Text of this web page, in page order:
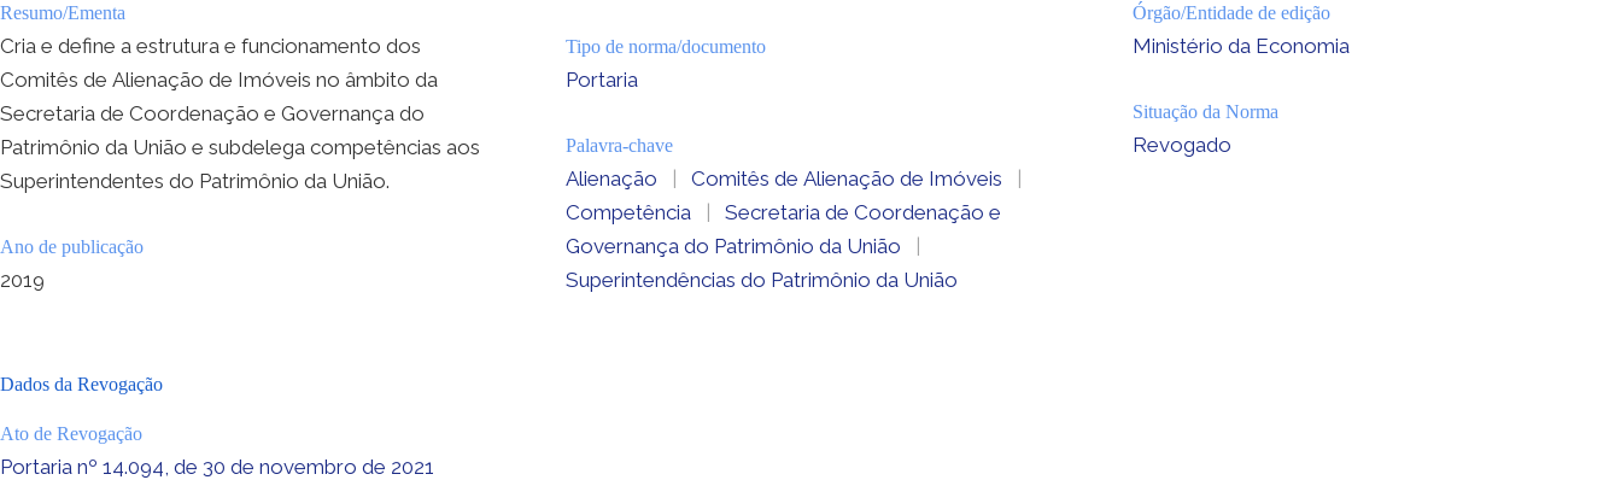
Resumo/Ementa
Cria e define a estrutura e funcionamento dos
Comitês de Alienação de Imóveis no âmbito da
Secretaria de Coordenação e Governança do
Patrimônio da União e subdelega competências aos
Superintendentes do Patrimônio da União.
Ano de publicação
2019
Tipo de norma/documento
Portaria
Palavra-chave
Alienação | Comitês de Alienação de Imóveis
|
Competência
|
Secretaria de Coordenação e
Governança do Patrimônio da União
|
Superintendências do Patrimônio da União
Órgão/Entidade de edição
Ministério da Economia
Situação da Norma
Revogado
Dados da Revogação
Ato de Revogação
Portaria nº 14.094, de 30 de novembro de 2021